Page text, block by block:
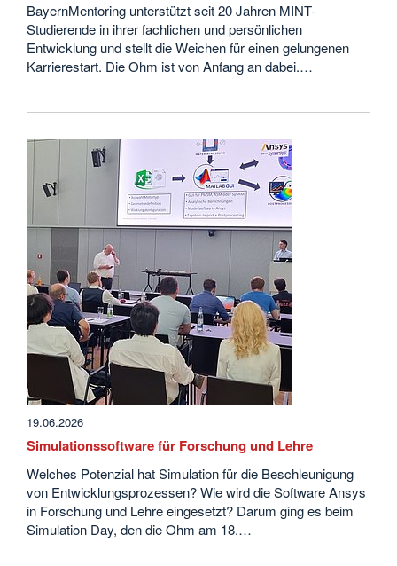
BayernMentoring unterstützt seit 20 Jahren MINT-
Studierende in ihrer fachlichen und persönlichen
Entwicklung und stellt die Weichen für einen gelungenen
Karrierestart. Die Ohm ist von Anfang an dabei.…
19.06.2026
Simulationssoftware für Forschung und Lehre
Welches Potenzial hat Simulation für die Beschleunigung
von Entwicklungsprozessen? Wie wird die Software Ansys
in Forschung und Lehre eingesetzt? Darum ging es beim
Simulation Day, den die Ohm am 18.…